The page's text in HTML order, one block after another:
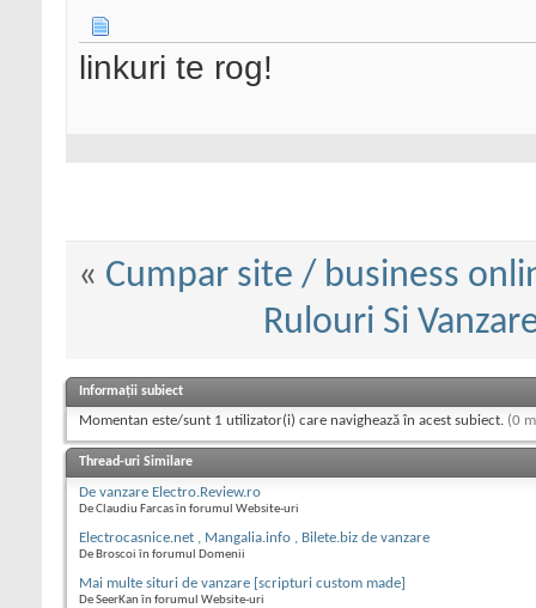
linkuri te rog!
« Cumpar site / business
Rulouri Si
Informații subiect
Momentan este/sunt 1 utilizator(i) care navighează în acest subiect. (0
Thread-uri Similare
De vanzare Electro.Review.ro
De Claudiu Farcas în forumul Website-uri
Electrocasnice.net , Mangalia.info , Bilete.biz de vanzare
De Broscoi în forumul Domenii
Mai multe situri de vanzare [scripturi custom made]
De SeerKan în forumul Website-uri